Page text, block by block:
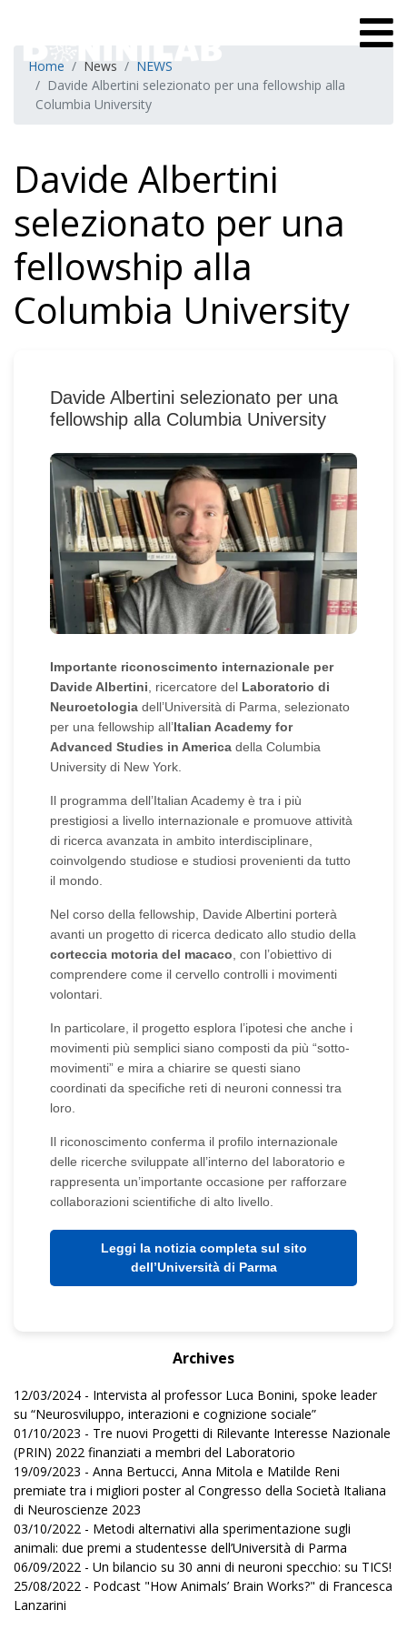
Home News
NEWS
Davide Albertini selezionato per una fellowship alla
Columbia University
Davide Albertini
selezionato per una
fellowship alla
Columbia University
Davide Albertini selezionato per una
fellowship alla Columbia University
Importante riconoscimento internazionale per
Davide Albertini , ricercatore del Laboratorio di
Neuroetologia dell’Università di Parma, selezionato
per una fellowship all’Italian Academy for
Advanced Studies in America della Columbia
University di New York.
Il programma dell’Italian Academy è tra i più
prestigiosi a livello internazionale e promuove attività
di ricerca avanzata in ambito interdisciplinare,
coinvolgendo studiose e studiosi provenienti da tutto
il mondo.
Nel corso della fellowship, Davide Albertini porterà
avanti un progetto di ricerca dedicato allo studio della
corteccia motoria del macaco , con l’obiettivo di
comprendere come il cervello controlli i movimenti
volontari.
In particolare, il progetto esplora l’ipotesi che anche i
movimenti più semplici siano composti da più “sotto-
movimenti” e mira a chiarire se questi siano
coordinati da specifiche reti di neuroni connessi tra
loro.
Il riconoscimento conferma il profilo internazionale
delle ricerche sviluppate all’interno del laboratorio e
rappresenta un’importante occasione per rafforzare
collaborazioni scientifiche di alto livello.
Leggi la notizia completa sul sito
dell’Università di Parma
Archives
12/03/2024 - Intervista al professor Luca Bonini, spoke leader
su “Neurosviluppo, interazioni e cognizione sociale”
01/10/2023 - Tre nuovi Progetti di Rilevante Interesse Nazionale
(PRIN) 2022 finanziati a membri del Laboratorio
19/09/2023 - Anna Bertucci, Anna Mitola e Matilde Reni
premiate tra i migliori poster al Congresso della Società Italiana
di Neuroscienze 2023
03/10/2022 - Metodi alternativi alla sperimentazione sugli
animali: due premi a studentesse dell’Università di Parma
06/09/2022 - Un bilancio su 30 anni di neuroni specchio: su TICS!
25/08/2022 - Podcast "How Animals’ Brain Works?" di Francesca
Lanzarini